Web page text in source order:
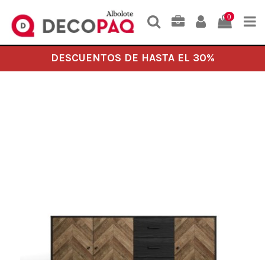
0
DESCUENTOS DE HASTA EL 30%